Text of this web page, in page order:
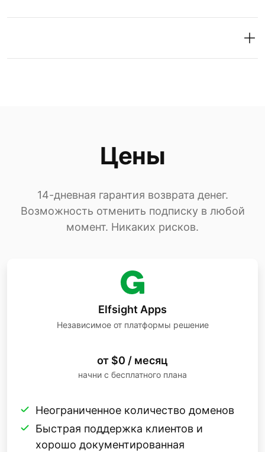
Цены
14-дневная гарантия возврата денег.
Возможность отменить подписку в любой
момент. Никаких рисков.
Elfsight Apps
Независимое от платформы решение
от $0 / месяц
начни с бесплатного плана
Неограниченное количество доменов
Быстрая поддержка клиентов и
хорошо документированная